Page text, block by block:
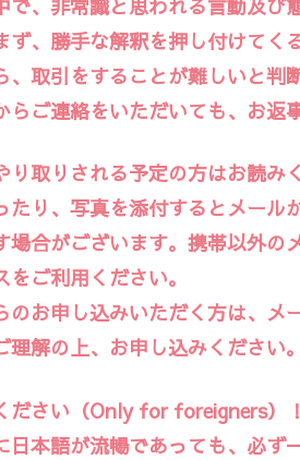
で、非常識と思われる言動及び
ず、勝手な解釈を押し付けてく
、取引をすることが難しいと判
ご連絡をいただいても、お返
り取りされる予定の方はお読み
たり、写真を添付するとメール
場合がございます。携帯以外の
ご利用ください。
お申し込みいただく方は、メ
解の上、お申し込みください。
ださい（Only for foreigners）！
日本語が流暢であっても、必